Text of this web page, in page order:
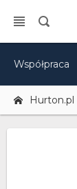
Współpraca
Hurton.pl